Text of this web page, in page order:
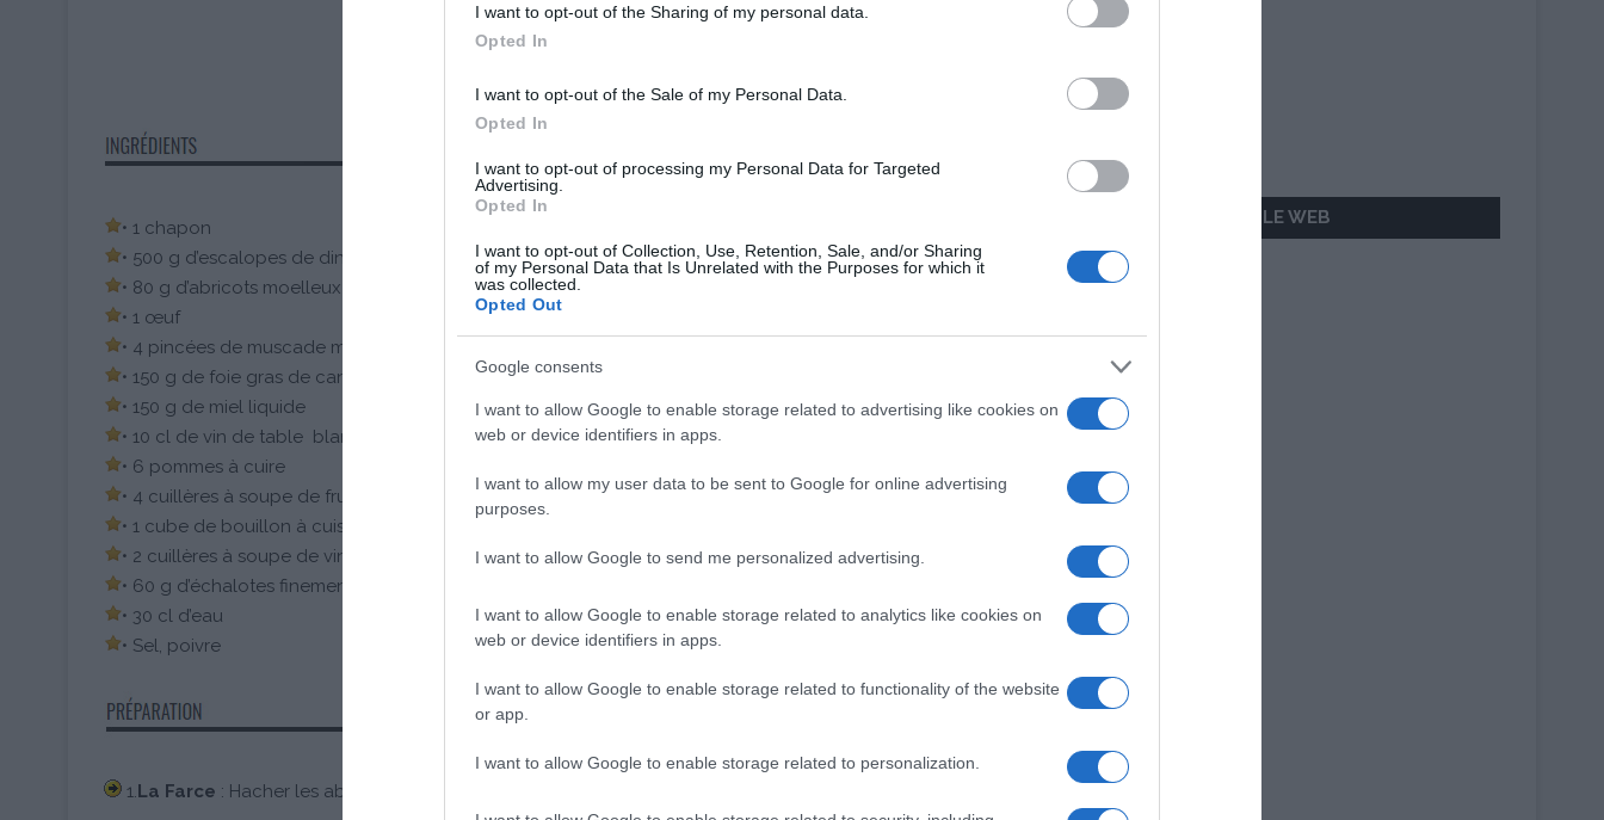
I want to opt-out of the Sharing of my personal data.
Opted In
I want to opt-out of the Sale of my Personal Data.
Opted In
I want to opt-out of processing my Personal Data for Targeted
Advertising.
Opted In
I want to opt-out of Collection, Use, Retention, Sale, and/or Sharing
of my Personal Data that Is Unrelated with the Purposes for which it
was collected.
Opted Out
Google consents
I want to allow Google to enable storage related to advertising like cookies on
web or device identifiers in apps.
I want to allow my user data to be sent to Google for online advertising
purposes.
I want to allow Google to send me personalized advertising.
I want to allow Google to enable storage related to analytics like cookies on
web or device identifiers in apps.
I want to allow Google to enable storage related to functionality of the website
or app.
I want to allow Google to enable storage related to personalization.
• 1 chapon
• 500 g d’escalopes de dinde
• 80 g d’abricots moelleux en sachet
• 1 œuf
• 4 pincées de muscade moulue
• 150 g de foie gras de canard avec morceaux
• 150 g de miel liquide
• 10 cl de vin de table blanc
• 6 pommes à cuire
• 4 cuillères à soupe de fruits rouges surgelés
• 1 cube de bouillon à cuisiner déshydraté pot au feu ou volaille
• 2 cuillères à soupe de vinaigre balsamique
• 60 g d’échalotes finement hachées
• 30 cl d’eau
• Sel, poivre
1.La Farce : Hacher les abricots et couper le foie gras en cubes.
AILLEURS SUR LE WEB